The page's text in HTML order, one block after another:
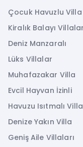
Çocuk Havuzlu Villa
Kiralık Balayı
Deniz Manzaralı
Lüks Villalar
Muhafazakar Villa
Evcil Hayvan İzinli
Havuzu Isıtmalı
Denize Yakın Villa
Geniş Aile Villaları